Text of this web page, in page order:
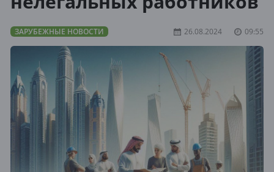
ЗАРУБЕЖНЫЕ НОВОСТИ 26.08.2024 09:55